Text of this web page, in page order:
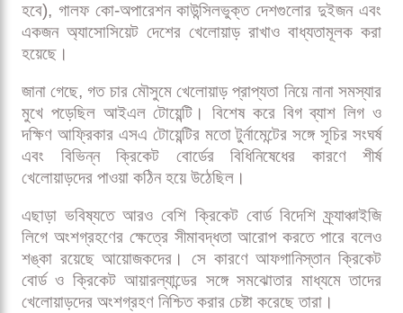
হবে), গালফ কো-অপারেশন কাউন্সিলভুক্ত দেশগুলোর দুইজন এবং
একজন অ্যাসোসিয়েট দেশের খেলোয়াড় রাখাও বাধ্যতামূলক করা
হয়েছে।
জানা গেছে, গত চার মৌসুমে খেলোয়াড় প্রাপ্যতা নিয়ে নানা সমস্যার
মুখে পড়েছিল আইএল টোয়েন্টি। বিশেষ করে বিগ ব্যাশ লিগ ও
দক্ষিণ আফ্রিকার এসএ টোয়েন্টির মতো টুর্নামেন্টের সঙ্গে সূচির সংঘর্ষ
এবং বিভিন্ন ক্রিকেট বোর্ডের বিধিনিষেধের কারণে শীর্ষ
খেলোয়াড়দের পাওয়া কঠিন হয়ে উঠেছিল।
এছাড়া ভবিষ্যতে আরও বেশি ক্রিকেট বোর্ড বিদেশি ফ্র্যাঞ্চাইজি
লিগে অংশগ্রহণের ক্ষেত্রে সীমাবদ্ধতা আরোপ করতে পারে বলেও
শঙ্কা রয়েছে আয়োজকদের। সে কারণে আফগানিস্তান ক্রিকেট
বোর্ড ও ক্রিকেট আয়ারল্যান্ডের সঙ্গে সমঝোতার মাধ্যমে তাদের
খেলোয়াড়দের অংশগ্রহণ নিশ্চিত করার চেষ্টা করেছে তারা।